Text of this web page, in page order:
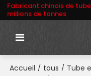
Fabricant chinois de
millions de tonnes
Accueil / tous / Tube